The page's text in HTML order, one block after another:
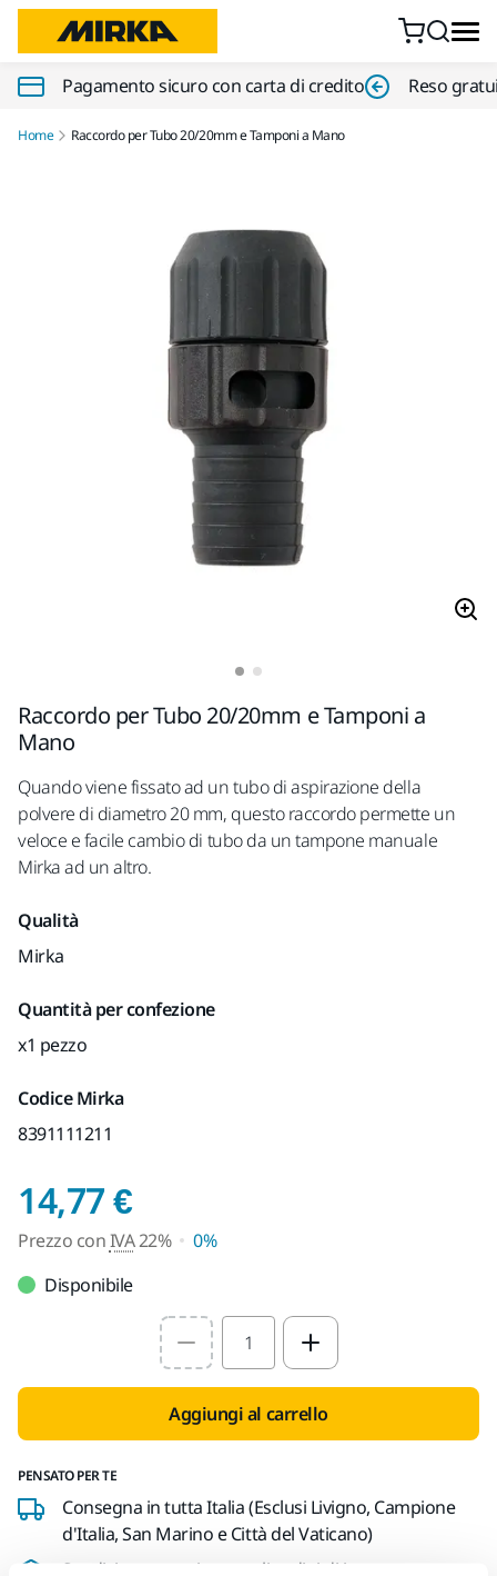
Pagamento sicuro con carta di credito Reso
Home Raccordo per Tubo 20/20mm e Tamponi a Mano
Raccordo per Tubo 20/20mm e Tamponi a
Mano
Quando viene fissato ad un tubo di aspirazione della
polvere di diametro 20 mm, questo raccordo permette un
veloce e facile cambio di tubo da un tampone manuale
Mirka ad un altro.
Qualità
Mirka
Quantità per confezione
x1 pezzo
Codice Mirka
8391111211
14,77 €Prezzo con IVA 22%
Prezzo conIVA22%
0%
Disponibile
Select quantity value
Aggiungi al carrello
PENSATO PER TE
Consegna in tutta Italia (Esclusi Livigno, Campione
d'Italia, San Marino e Città del Vaticano)
Spedizione gratuita per gli ordini di importo